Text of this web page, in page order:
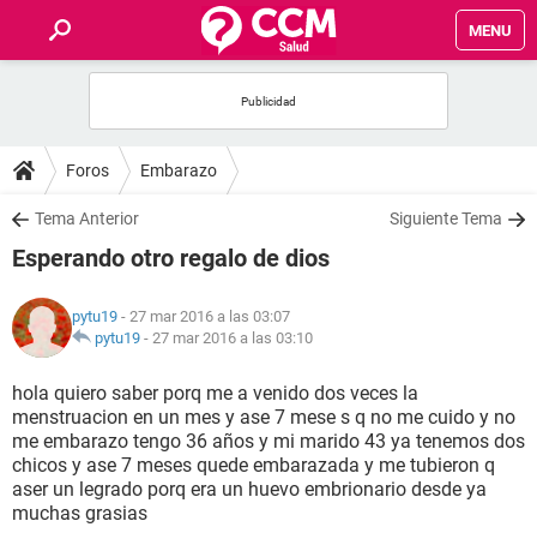
MENU
FOROS
SALUD
FAMILIA
NUTRICIÓN
BIENESTAR
SEXUALIDAD
GLOSARIO
Foros Embarazo
Tema Anterior Siguiente Tema
Esperando otro regalo de dios
pytu19 - 27 mar 2016 a las 03:07
pytu19 - 27 mar 2016 a las 03:10
hola quiero saber porq me a venido dos veces la
menstruacion en un mes y ase 7 mese s q no me cuido y no
me embarazo tengo 36 años y mi marido 43 ya tenemos dos
chicos y ase 7 meses quede embarazada y me tubieron q
aser un legrado porq era un huevo embrionario desde ya
muchas grasias